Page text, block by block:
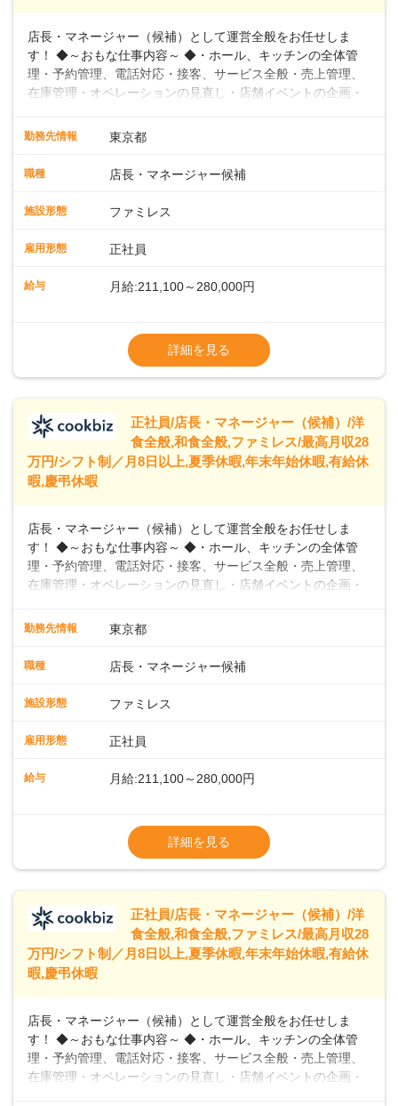
店長・マネージャー（候補）として運営全般をお任せしま
す！ ◆～おもな仕事内容～ ◆・ホール、キッチンの全体管
理・予約管理、電話対応・接客、サービス全般・売上管理、
在庫管理・オペレーションの見直し・店舗イベントの企画・
入社後はスキルに合わせた業務からお任せしますので、徐々
向上を目指すDX推進～ ◆すかいらーくのレストランでは、
スタッフの働きやすさをサポートしています。配膳ロボット
や歩行数が約40%も削減されました！また、配膳ロボットに
なDX（デジタルトランスフォーメーション）の取り組みを進
います。私たちは、多様な働き方を提供し、ライフステージ
に合わせた柔軟な勤務時間や働きやすい環境を整えていま
います。
勤務先情報 東京都
職種 店長・マネージャー候補
施設形態 ファミレス
雇用形態 正社員
給与 月給:211,100～280,000円
※残業代全額支給
※経験に応じて応相談①ナショナル社員：月
給245,800円～②エリア社員 ：月給
詳細を見る
正社員/店長・マネージャー（候補）/洋
食全般,和食全般,ファミレス/最高月収28
万円/シフト制／月8日以上,夏季休暇,年末年始休暇,有給休
暇,慶弔休暇
店長・マネージャー（候補）として運営全般をお任せしま
す！ ◆～おもな仕事内容～ ◆・ホール、キッチンの全体管
理・予約管理、電話対応・接客、サービス全般・売上管理、
在庫管理・オペレーションの見直し・店舗イベントの企画・
入社後はスキルに合わせた業務からお任せしますので、徐々
向上を目指すDX推進～ ◆すかいらーくのレストランでは、
スタッフの働きやすさをサポートしています。配膳ロボット
や歩行数が約40%も削減されました！また、配膳ロボットに
なDX（デジタルトランスフォーメーション）の取り組みを進
います。私たちは、多様な働き方を提供し、ライフステージ
に合わせた柔軟な勤務時間や働きやすい環境を整えていま
います。
勤務先情報 東京都
職種 店長・マネージャー候補
施設形態 ファミレス
雇用形態 正社員
給与 月給:211,100～280,000円
※残業代全額支給
※経験に応じて応相談①ナショナル社員：月
給245,800円～②エリア社員 ：月給
詳細を見る
正社員/店長・マネージャー（候補）/洋
食全般,和食全般,ファミレス/最高月収28
万円/シフト制／月8日以上,夏季休暇,年末年始休暇,有給休
暇,慶弔休暇
店長・マネージャー（候補）として運営全般をお任せしま
す！ ◆～おもな仕事内容～ ◆・ホール、キッチンの全体管
理・予約管理、電話対応・接客、サービス全般・売上管理、
在庫管理・オペレーションの見直し・店舗イベントの企画・